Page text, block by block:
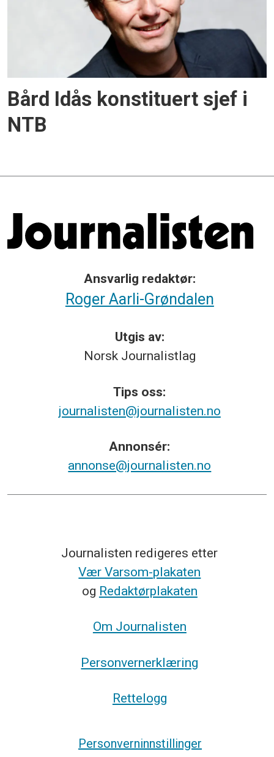
Bård Idås konstituert sjef i
NTB
Ansvarlig redaktør:
Roger Aarli-Grøndalen
Utgis av:
Norsk Journalistlag
Tips oss:
journalisten@journalisten.no
Annonsér:
annonse@journalisten.no
Journalisten redigeres etter
Vær Varsom-plakaten
og Redaktørplakaten
Om Journalisten
Personvernerklæring
Rettelogg
Personverninnstillinger